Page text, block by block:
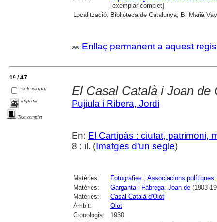
[exemplar complet]
Localització: Biblioteca de Catalunya; B. Marià
Enllaç permanent a aquest
19 / 47
seleccionar
imprimir
Text complet
El Casal Català i Joan de
Pujiula i Ribera, Jordi
En: El Cartipàs : ciutat, patrimoni,
8 : il. (Imatges d'un segle)
Matèries: Fotografies ; Associacions polítiques
Matèries:
Garganta i Fàbrega, Joan de(1903-
Matèries:
Casal Català d'Olot
Àmbit:
Olot
Cronologia:
1930